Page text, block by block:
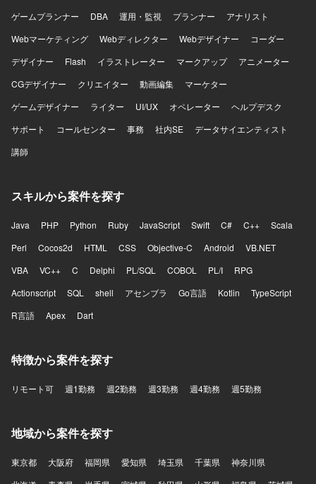
ゲームプランナー
DBA 運用・監視 プランナー
アナリスト
Webマーケティング
Webディレクター Webデザイナー
コーダー
デザイナー
Flash イラストレーター マークアップ
アニメーター
CGデザイナー
クリエイター 動画編集
マーケター
ゲームデザイナー
ライター UI/UX オペレーター
ヘルプデスク
サポート
コールセンター 事務 社内SE
データサイエンティスト
講師
スキルから案件を探す
Java PHP Python Ruby JavaScript Swift C# C++
Scala
Perl
Cocos2d HTML CSS Objective-C Android
VB.NET
VBA
VC++ C Delphi PL/SQL COBOL PL/I
RPG
Actionscript
SQL shell アセンブラ Go言語 Kotlin
TypeScript
R言語
Apex Dart
特徴から案件を探す
リモート可 週1勤務 週2勤務 週3勤務 週4勤務 週5勤務
地域から案件を探す
東京都 大阪府 福岡県 愛知県 埼玉県 千葉県
神奈川県